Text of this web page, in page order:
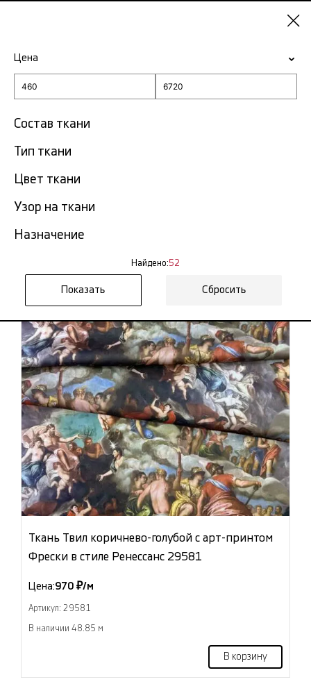
Ткань с арт принтом в
Казани
Фильтр
Показать все
Цена
Состав ткани
Тип ткани
Цвет ткани
Узор на ткани
Назначение
Найдено:52
Сбросить
Ткань Твил коричнево-голубой с арт-принтом
Фрески в стиле Ренессанс 29581
Цена:970 ₽/м
Артикул: 29581
В наличии 48.85 м
В корзину